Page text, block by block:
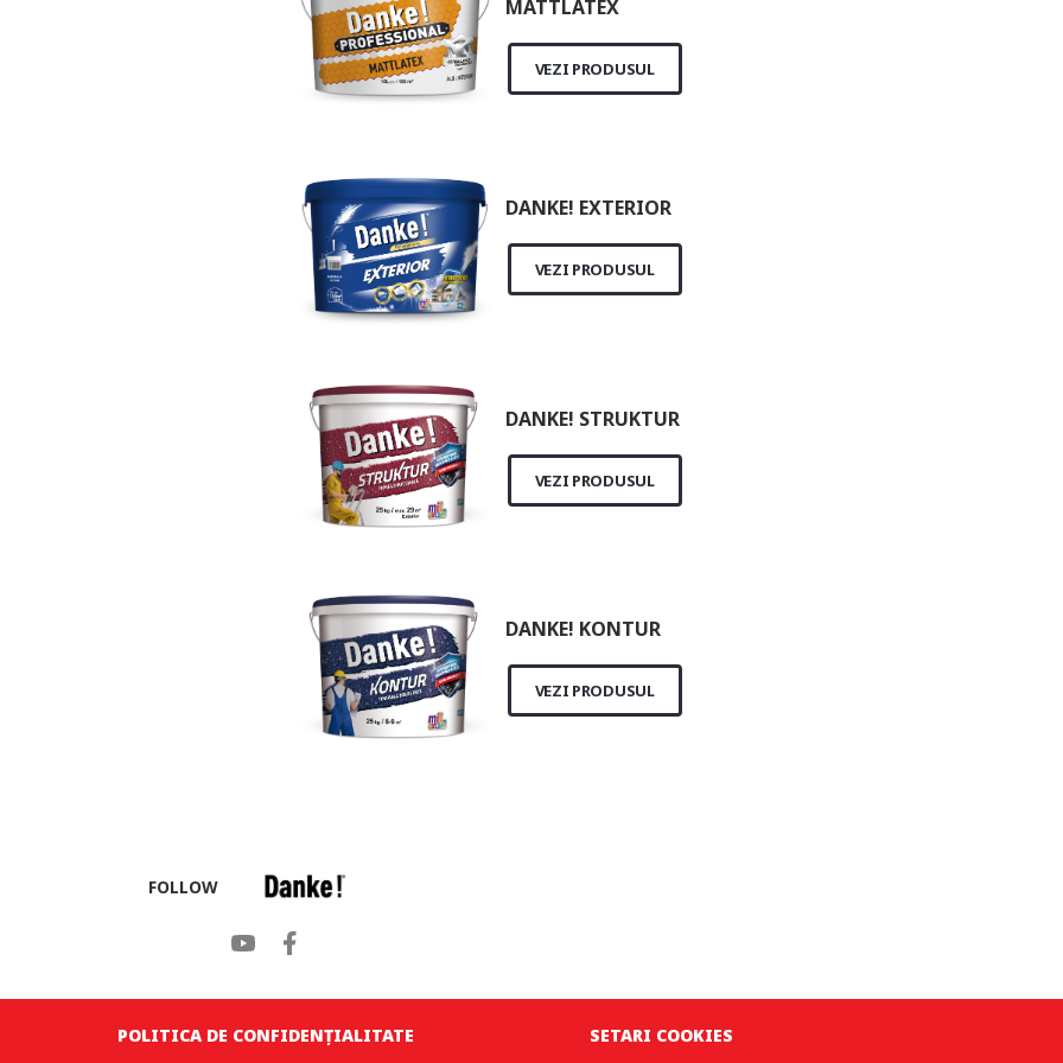
MATTLATEX
VEZI PRODUSUL
DANKE! EXTERIOR
VEZI PRODUSUL
DANKE! STRUKTUR
VEZI PRODUSUL
DANKE! KONTUR
VEZI PRODUSUL
FOLLOW
POLITICA DE CONFIDENȚIALITATE SETARI COOKIES